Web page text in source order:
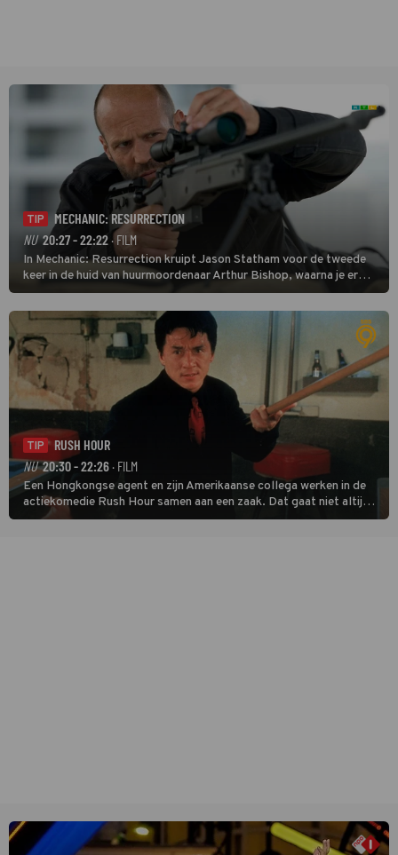
TIP
MECHANIC: RESURRECTION
NU 20:27 - 22:22· FILM
In Mechanic: Resurrection kruipt Jason Statham voor de tweede
keer in de huid van huurmoordenaar Arthur Bishop, waarna je er
donder op kunt zeggen dat er van Bishops geplande pensioen niet
veel terechtkomt.
TIP
RUSH HOUR
NU 20:30 - 22:26· FILM
Een Hongkongse agent en zijn Amerikaanse collega werken in de
actiekomedie Rush Hour samen aan een zaak. Dat gaat niet altijd
van een leien dakje.